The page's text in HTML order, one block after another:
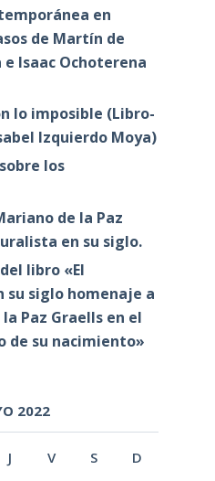
en
de Martín de
e Isaac Ochoterena
lo imposible (Libro-
Izquierdo Moya)
los
de la Paz
en su siglo.
libro «El
siglo homenaje a
Paz Graells en el
de su nacimiento»
2022
J V S D